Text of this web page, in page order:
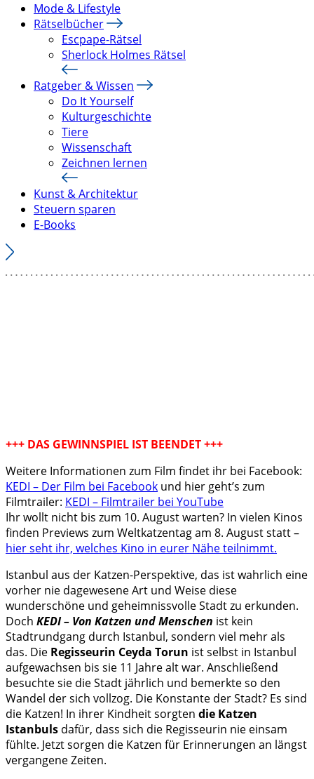
Mode & Lifestyle
Rätselbücher
Escpape-Rätsel
Sherlock Holmes Rätsel
Ratgeber & Wissen
Do It Yourself
Kulturgeschichte
Tiere
Wissenschaft
Zeichnen lernen
Kunst & Architektur
Steuern sparen
E-Books
+++ DAS GEWINNSPIEL IST BEENDET +++
Weitere Informationen zum Film findet ihr bei Facebook:
KEDI – Der Film bei Facebook und hier geht’s zum
Filmtrailer: KEDI – Filmtrailer bei YouTube
Ihr wollt nicht bis zum 10. August warten? In vielen Kinos
finden Previews zum Weltkatzentag am 8. August statt –
hier seht ihr, welches Kino in eurer Nähe teilnimmt.
Istanbul aus der Katzen-Perspektive, das ist wahrlich eine
vorher nie dagewesene Art und Weise diese
wunderschöne und geheimnissvolle Stadt zu erkunden.
Doch KEDI – Von Katzen und Menschen ist kein
Stadtrundgang durch Istanbul, sondern viel mehr als
das. Die Regisseurin Ceyda Torun ist selbst in Istanbul
aufgewachsen bis sie 11 Jahre alt war. Anschließend
besuchte sie die Stadt jährlich und bemerkte so den
Wandel der sich vollzog. Die Konstante der Stadt? Es sind
die Katzen! In ihrer Kindheit sorgten die Katzen
Istanbuls dafür, dass sich die Regisseurin nie einsam
fühlte. Jetzt sorgen die Katzen für Erinnerungen an längst
vergangene Zeiten.